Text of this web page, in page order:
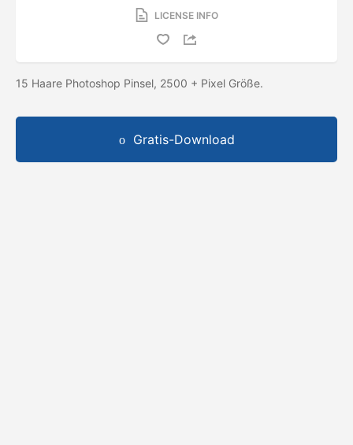
LICENSE INFO
15 Haare Photoshop Pinsel, 2500 + Pixel Größe.
Gratis-Download